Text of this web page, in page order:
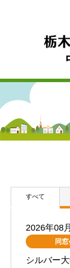
すべて
2026年08
同
シルバ